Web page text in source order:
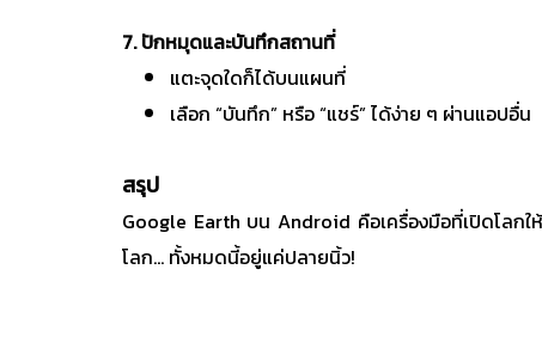
7. ปักหมุดและบันทึกสถานที่
แตะจุดใดก็ได้บนแผนที่
เลือก “บันทึก” หรือ “แชร์” ได้ง่าย ๆ ผ่านแอปอื่น
สรุป
Google Earth บน Android คือเครื่องมือที่เปิดโลก
โลก… ทั้งหมดนี้อยู่แค่ปลายนิ้ว!